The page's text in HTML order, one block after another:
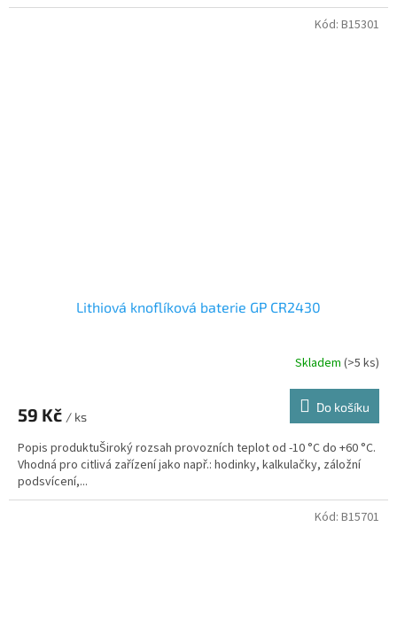
Lithiová knoflíková baterie GP CR2430
Skladem (>5 ks)
59 Kč / ks
Do košíku
Popis produktuŠiroký rozsah provozních teplot od -10 °C do +60 °C.
Vhodná pro citlivá zařízení jako např.: hodinky, kalkulačky, záložní
podsvícení,...
Kód: B15301
Kód: B15701